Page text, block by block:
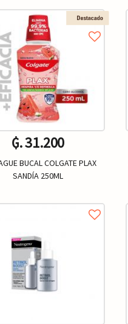
Un. +
₲. 31.200
BUCAL COLGATE PLAX
SANDÍA 250ML
+